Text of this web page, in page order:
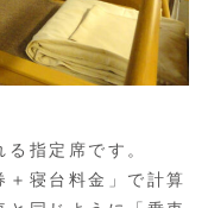
指定席です。
＋寝台料金」で計算